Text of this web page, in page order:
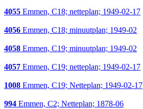
4055 Emmen, C18; netteplan; 1949-02-17
4056 Emmen, C18; minuutplan; 1949-02
4058 Emmen, C19; minuutplan; 1949-02
4057 Emmen, C19; netteplan; 1949-02-17
1008 Emmen, C19; Netteplan; 1949-02-17
994 Emmen, C2; Netteplan; 1878-06